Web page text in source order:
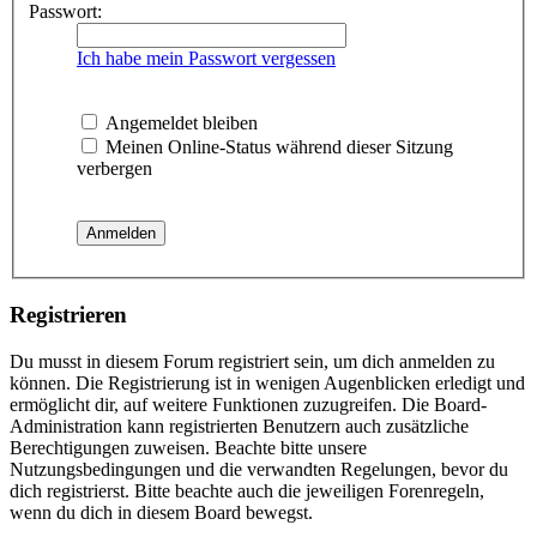
Passwort:
Ich habe mein Passwort vergessen
Angemeldet bleiben
Meinen Online-Status während dieser Sitzung
verbergen
Registrieren
Du musst in diesem Forum registriert sein, um dich anmelden zu
können. Die Registrierung ist in wenigen Augenblicken erledigt und
ermöglicht dir, auf weitere Funktionen zuzugreifen. Die Board-
Administration kann registrierten Benutzern auch zusätzliche
Berechtigungen zuweisen. Beachte bitte unsere
Nutzungsbedingungen und die verwandten Regelungen, bevor du
dich registrierst. Bitte beachte auch die jeweiligen Forenregeln,
wenn du dich in diesem Board bewegst.